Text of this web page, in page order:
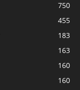
750
455
183
163
160
160